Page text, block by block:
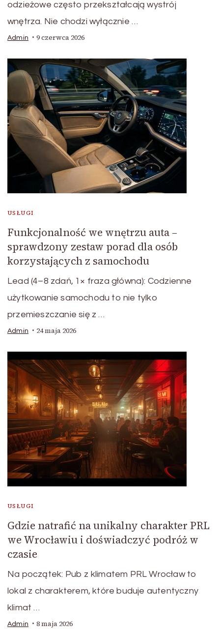
odzieżowe często przekształcają wystrój
wnętrza. Nie chodzi wyłącznie …
Admin 9 czerwca 2026
USŁUGI
Funkcjonalność we wnętrzu auta –
sprawdzony zestaw porad dla osób
korzystających z samochodu
Lead (4–8 zdań, 1× fraza główna): Codzienne
użytkowanie samochodu to nie tylko
przemieszczanie się z …
Admin 24 maja 2026
USŁUGI
Gdzie natrafić na unikalny charakter PRL
we Wrocławiu i doświadczyć podróż w
czasie
Na początek: Pub z klimatem PRL Wrocław to
lokal z charakterem, które buduje autentyczny
klimat …
Admin 8 maja 2026